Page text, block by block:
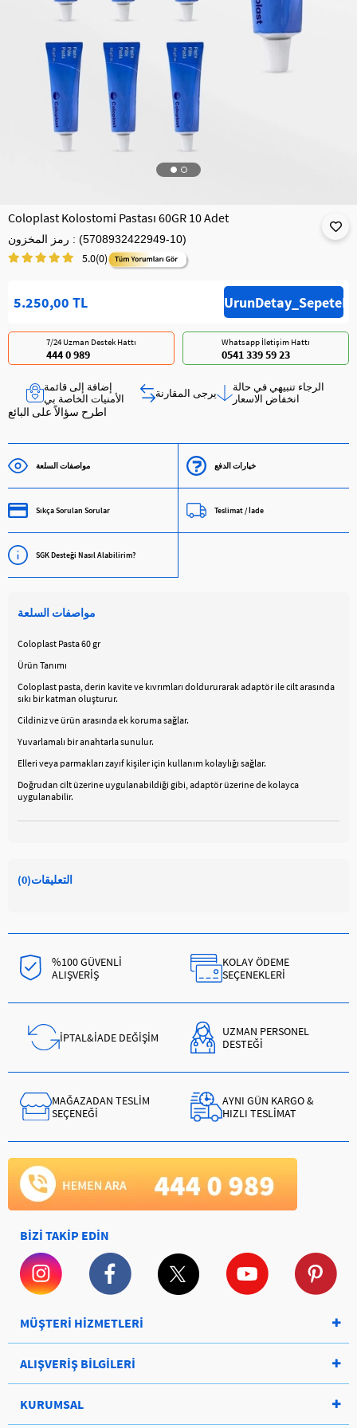
Coloplast Kolostomi Pastası 60GR 10 Adet
رمز المخزون (5708932422949-10)
5.0(0)
5.250,00 TL
Whatsapp İletişim Hattı
0541 339 59 23
7/24 Uzman Destek Hattı
444 0 989
إضافة إلى قائمة
الأمنيات الخاصة بي
يرجى المقارنة
الرجاء تنبيهي في حالة
انخفاض الاسعار
اطرح سؤالاً على البائع
مواصفات السلعة خيارات الدفع
Sıkça Sorulan Sorular Teslimat / İade
SGK Desteği Nasıl Alabilirim?
مواصفات السلعة
Coloplast Pasta 60 gr
Ürün Tanımı
Coloplast pasta, derin kavite ve kıvrımları doldururarak adaptör ile cilt arasında
sıkı bir katman oluşturur.
Cildiniz ve ürün arasında ek koruma sağlar.
Yuvarlamalı bir anahtarla sunulur.
Elleri veya parmakları zayıf kişiler için kullanım kolaylığı sağlar.
Doğrudan cilt üzerine uygulanabildiği gibi, adaptör üzerine de kolayca
uygulanabilir.
التعليقات(0)
%100 GÜVENLİ
ALIŞVERİŞ
KOLAY ÖDEME
SEÇENEKLERİ
İPTAL&İADE DEĞİŞİM
UZMAN PERSONEL
DESTEĞİ
MAĞAZADAN TESLİM
SEÇENEĞİ
AYNI GÜN KARGO &
HIZLI TESLİMAT
BİZİ TAKİP EDİN
MÜŞTERİ HİZMETLERİ
ALIŞVERİŞ BİLGİLERİ
KURUMSAL